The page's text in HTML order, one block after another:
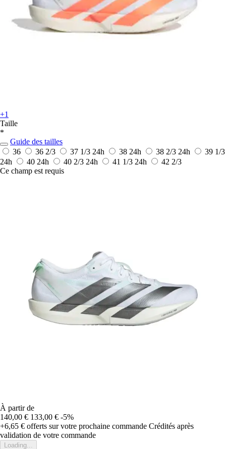
+1
Taille
*
Guide des tailles
36
36 2/3 37 1/3 24h 38 24h 38 2/3 24h
39 1/3
24h
40 24h 40 2/3 24h 41 1/3 24h
42 2/3
Ce champ est requis
À partir de
140,00 € 133,00 € -5%
+6,65 € offerts sur votre prochaine commande Crédités après
validation de votre commande
Loading...